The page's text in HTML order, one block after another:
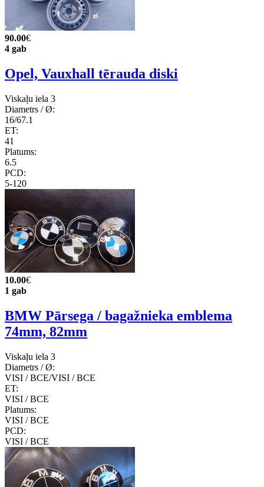
90.00€
4 gab
Opel, Vauxhall tērauda diski
Viskaļu iela 3
Diametrs / Ø:
16/67.1
ET:
41
Platums:
6.5
PCD:
5-120
10.00€
1 gab
BMW Pārsega / bagažnieka emblema
74mm, 82mm
Viskaļu iela 3
Diametrs / Ø:
VISI / ВСЕ/VISI / ВСЕ
ET:
VISI / ВСЕ
Platums:
VISI / ВСЕ
PCD:
VISI / ВСЕ